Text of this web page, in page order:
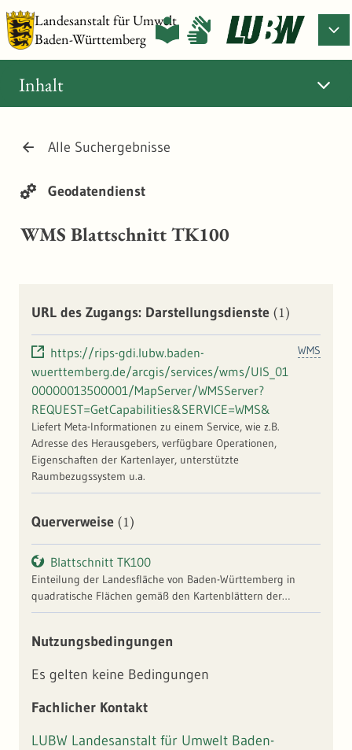
Landesanstalt für Umwelt
Baden-Württemberg
Alle Suchergebnisse
Geodatendienst
WMS Blattschnitt TK100
Inhalt
URL des Zugangs: Darstellungsdienste (1)
WMS
https://rips-gdi.lubw.baden-
wuerttemberg.de/arcgis/services/wms/UIS_01
00000013500001/MapServer/WMSServer?
REQUEST=GetCapabilities&SERVICE=WMS&
Liefert Meta-Informationen zu einem Service, wie z.B.
Adresse des Herausgebers, verfügbare Operationen,
Eigenschaften der Kartenlayer, unterstützte
Raumbezugssystem u.a.
Querverweise (1)
Blattschnitt TK100
Einteilung der Landesfläche von Baden-Württemberg in
quadratische Flächen gemäß den Kartenblättern der
Topographischen Karte 1:100.000. Die im RIPS-Pool
Sie können beispielsweise als Orientierungs- und
die Bezeichnung (Nummer, Name) und das jeweilige
Nutzungsbedingungen
Es gelten keine Bedingungen
Fachlicher Kontakt
LUBW Landesanstalt für Umwelt Baden-